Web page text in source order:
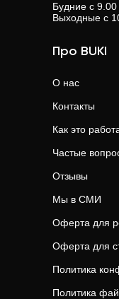
Будние с
Выходные с
Про BUKI
О нас
Контакты
Как это
Частые
Отзывы
Мы в СМИ
Оферта для
Оферта для
Политика
Политика